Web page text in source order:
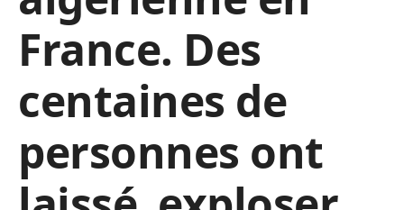
France. Des
centaines de
personnes ont